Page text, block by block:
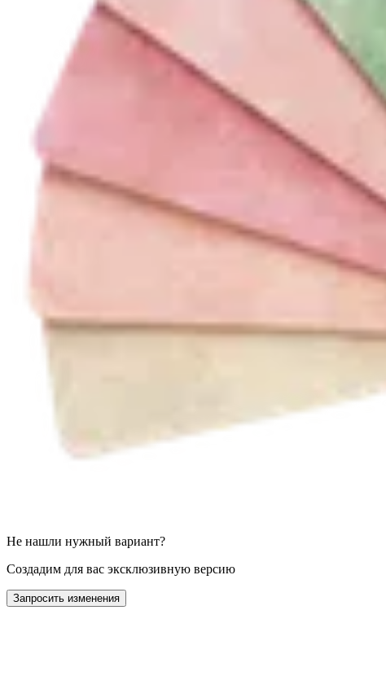
Не нашли нужный вариант?
Создадим для вас эксклюзивную версию
Запросить изменения